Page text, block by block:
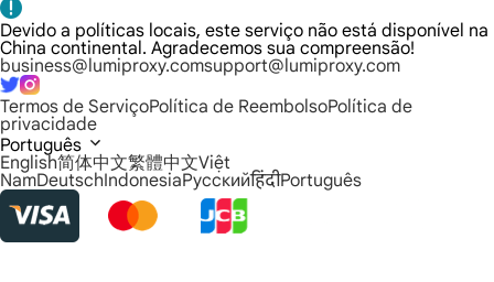
Devido a políticas locais, este serviço não está disponível na
China continental. Agradecemos sua compreensão!
business@lumiproxy.comsupport@lumiproxy.com
Termos de ServiçoPolítica de ReembolsoPolítica de
privacidade
Português
English简体中文繁體中文Việt
NamDeutschIndonesiaРусскийहिंदीPortuguês